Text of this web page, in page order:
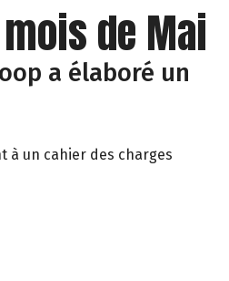
de Mai
a élaboré un
à un cahier des charges